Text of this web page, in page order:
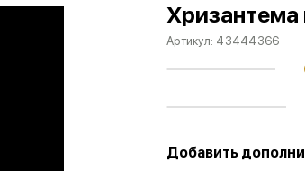
Хризантема
Артикул: 43444366
Добавить